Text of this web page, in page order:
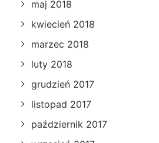
maj 2018
kwiecień 2018
marzec 2018
luty 2018
grudzień 2017
listopad 2017
październik 2017